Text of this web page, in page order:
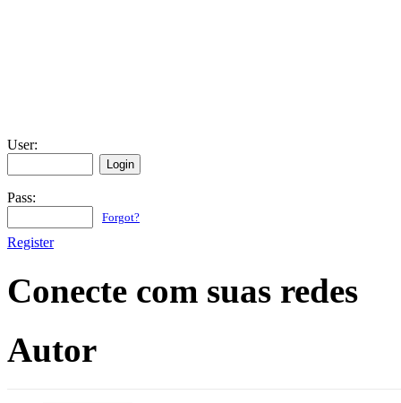
User:
Pass:
Forgot?
Register
Conecte com suas redes
Autor